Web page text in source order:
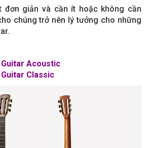
đơn giản và cần ít hoặc không cần
chúng trở nên lý tưởng cho những
Guitar Acoustic
Classic